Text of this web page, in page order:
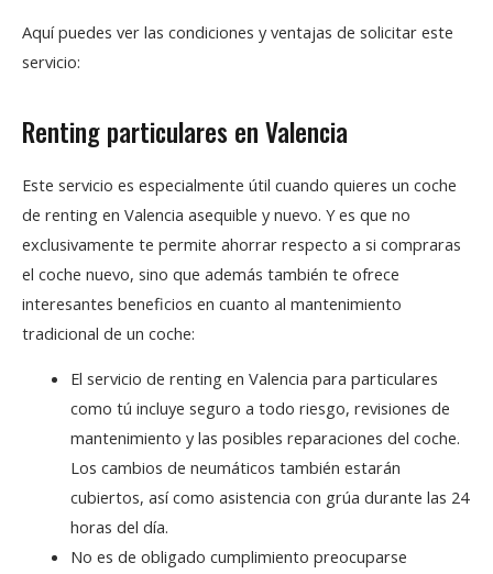
Aquí puedes ver las condiciones y ventajas de solicitar este
servicio:
Renting particulares en Valencia
Este servicio es especialmente útil cuando quieres un coche
de renting en Valencia asequible y nuevo. Y es que no
exclusivamente te permite ahorrar respecto a si compraras
el coche nuevo, sino que además también te ofrece
interesantes beneficios en cuanto al mantenimiento
tradicional de un coche:
El servicio de renting en Valencia para particulares
como tú incluye seguro a todo riesgo, revisiones de
mantenimiento y las posibles reparaciones del coche.
Los cambios de neumáticos también estarán
cubiertos, así como asistencia con grúa durante las 24
horas del día.
No es de obligado cumplimiento preocuparse